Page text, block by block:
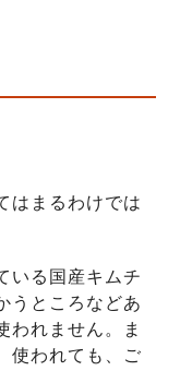
はまるわけでは
いる国産キムチ
うところなどあ
われません。ま
使われても、ご